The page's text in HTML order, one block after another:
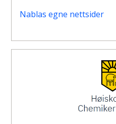
Nablas egne nettsider